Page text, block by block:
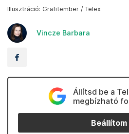
Illusztráció: Grafitember / Telex
Vincze Barbara
Állítsd be a
megbízható
Beállítom